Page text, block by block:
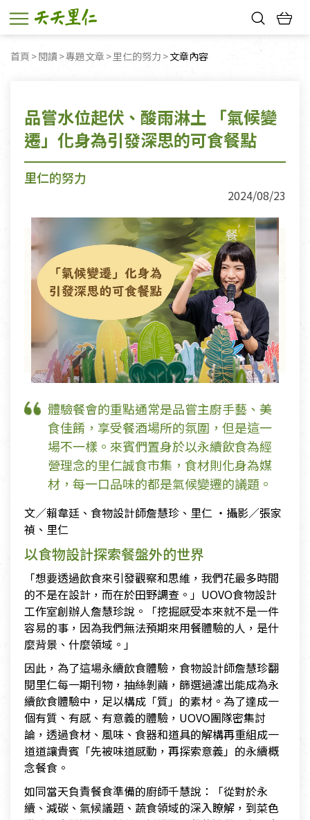
首頁 閱讀 專題文章 里仁的努力 目前頁面：
文章內容
品嘗水位起伏、酸雨淋土 「氣候變
遷」化身為引發深思的可食餐點
里仁的努力
2024/08/23
體驗餐會的重點通常是品嘗主廚手藝、美
食佳餚，享受餐酒場所的氛圍，但是這一
場不一樣。來賓們置身於以永續飲食為經
營理念的里仁誠食市集，食材則化身為媒
材，每一口品味的都是氣候變遷的議題。
文／賴韋廷、食物設計師詹慧珍、里仁 ・攝影／張家
禎、里仁
以食物設計探索餐盤外的世界
「想要透過飲食來引發觀察和思維，我們花最多時間
的不是在設計，而在於田野調查。」UOVO食物設計
工作室創辦人詹慧珍說。「挖掘感受本來就不是一件
容易的事，因為我們無法預期來用餐體驗的人，是什
麼背景、什麼領域。」
因此，為了這場永續飲食體驗，食物設計師詹慧珍翻
閱里仁每一期刊物，抽絲剝繭，篩選過濾出能成為永
續飲食體驗中，足以構成「質」的素材。為了達成一
個有質、有感、有意義的體驗，UOVO團隊密集討
論，透過食材、風味、食器和道具的解構再重組成一
道道讓貴賓「先被味道感動，再探索意義」的永續概
念餐食。
如同當天負責餐食準備的廚師千慧說：「從對於永
續、減碳、氣候議題、蔬食領域的深入瞭解，到菜色